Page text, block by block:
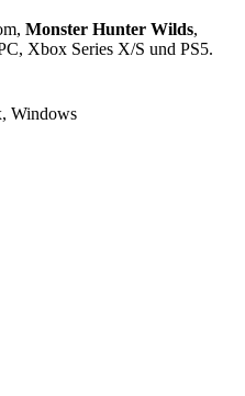
Monster Hunter Wilds,
Xbox Series X/S und PS5.
Windows